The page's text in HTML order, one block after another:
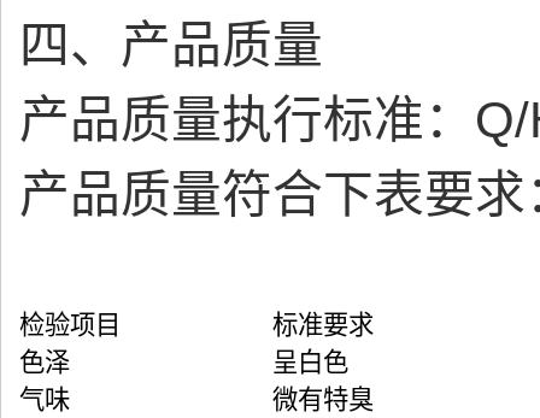
四、产品质量
产品质量执行标准：
产品质量符合下表要求
检验项目
标准要求
色泽
呈白色
气味
微有特臭